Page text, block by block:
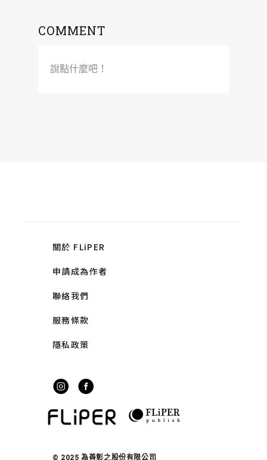
COMMENT
說點什麼吧！
關於 FLiPER
申請成為作者
聯絡我們
服務條款
隱私政策
© 2025 為善彰之股份有限公司